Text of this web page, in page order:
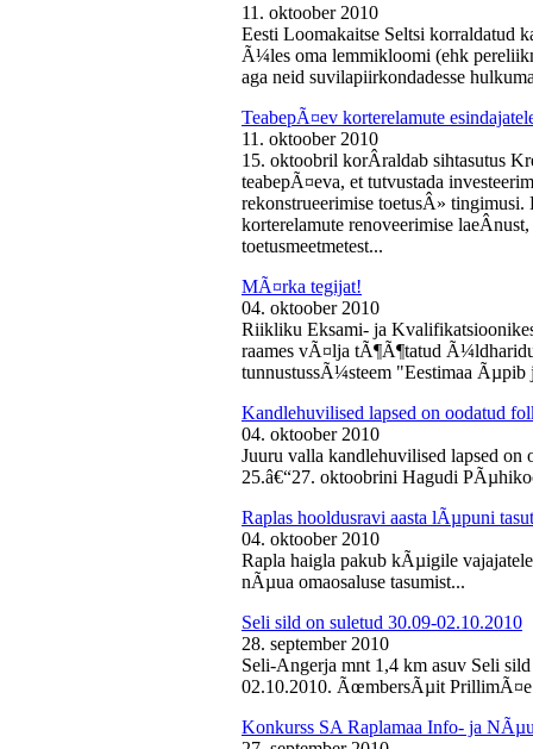
11. oktoober 2010
Eesti Loomakaitse Seltsi korraldatud
Ã¼les oma lemmikloomi (ehk
aga neid suvilapiirkondadesse
TeabepÃ¤ev korterelamute
11. oktoober 2010
15. oktoobril korÂ­raldab sihtasutus
teabepÃ¤eva, et tutvustada
rekonstrueerimise toetusÂ»
korterelamute renoveerimise
toetusmeetmetest...
MÃ¤rka tegijat!
04. oktoober 2010
Riikliku Eksami- ja
raames vÃ¤lja tÃ¶Ã¶tatud
tunnustussÃ¼steem "Eestimaa
Kandlehuvilised lapsed on oodatud
04. oktoober 2010
Juuru valla kandlehuvilised lapsed
25.â€“27. oktoobrini Hagudi
Raplas hooldusravi aasta lÃµpuni
04. oktoober 2010
Rapla haigla pakub kÃµigile
nÃµua omaosaluse tasumist...
Seli sild on suletud 30.09-02.10.2010
28. september 2010
Seli-Angerja mnt 1,4 km asuv Seli
02.10.2010. ÃœmbersÃµit
Konkurss SA Raplamaa Info- ja